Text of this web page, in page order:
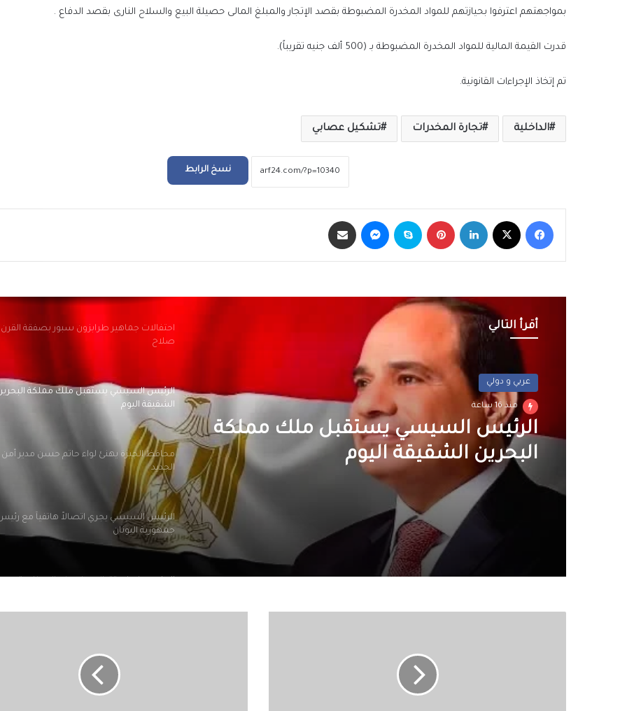
بمواجهتهم اعترفوا بحيازتهم للمواد المخدرة المضبوطة بقصد الإتجار والمبلغ المالى حصيلة البيع والسلاح النارى بقصد الدفاع .
قدرت القيمة المالية للمواد المخدرة المضبوطة بـ (500 ألف جنيه تقريباً).
تم إتخاذ الإجراءات القانونية.
الداخلية تجارة المخدرات تشكيل عصابي
نسخ الرابط
فيسبوك لينكدإن بينتيريست سكايب ماسنجر
أقرأ التالي
عربي و دولي
منذ 16 ساعة
الرئيس السيسي يستقبل ملك مملكة
البحرين الشقيقة اليوم
التعليم العالي: انطلاق أعمال المرحلة الأولى
احتفالات جماهير طرابزون سبور بصفقة
صلاح
الرئيس السيسي يستقبل ملك مملكة
الشقيقة اليوم
محافظ الجيزة يهنئ لواء حاتم حسن مدير أمن
الجديد
الرئيس السيسي يجري اتصالاً هاتفياً مع رئيس
جمهورية اليونان
الإلكتروني للقبول بالجامعات الحكومية
للعام الجامعي 2026/2027